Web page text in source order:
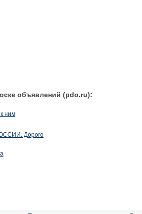
объявлений (pdo.ru):
ним
Дорого